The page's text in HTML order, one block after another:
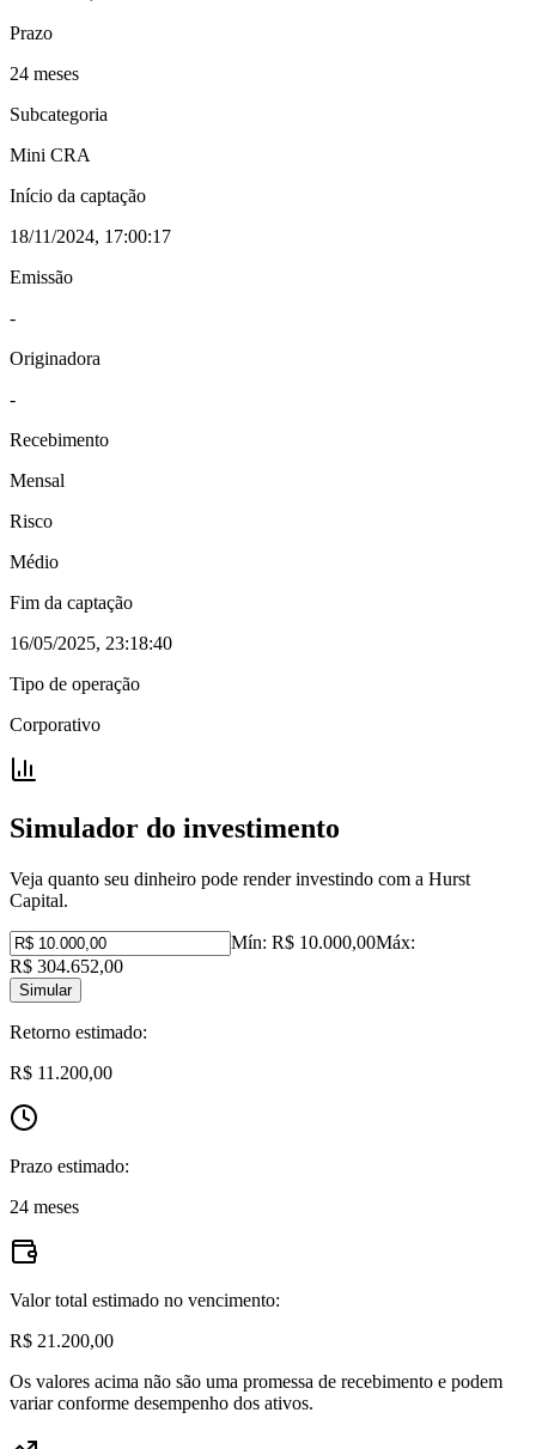
Prazo
24 meses
Subcategoria
Mini CRA
Início da captação
18/11/2024, 17:00:17
Emissão
-
Originadora
-
Recebimento
Mensal
Risco
Médio
Fim da captação
16/05/2025, 23:18:40
Tipo de operação
Corporativo
Simulador do investimento
Veja quanto seu dinheiro pode render investindo com a Hurst
Capital.
Mín: R$ 10.000,00Máx:
R$ 304.652,00
Simular
Retorno estimado:
R$ 11.200,00
Prazo estimado:
24 meses
Valor total estimado no vencimento:
R$ 21.200,00
Os valores acima não são uma promessa de recebimento e podem
variar conforme desempenho dos ativos.